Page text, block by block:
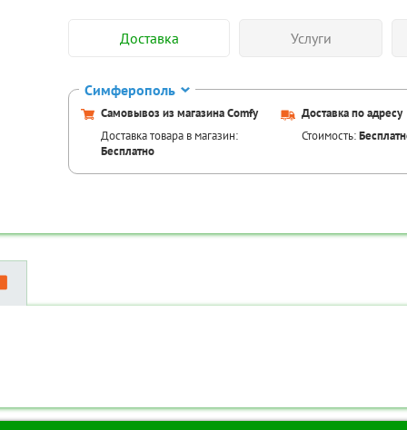
Доставка Услуги
Симферополь
Самовывоз из магазина Comfy
Доставка товара в магазин:
Бесплатно
Доставка по адресу
Стоимость: